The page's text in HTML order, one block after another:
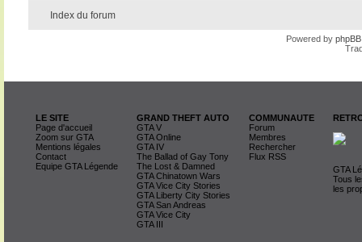
Index du forum
Powered by phpBB
LE SITE
Page d'accueil
Zoom sur GTA
Mentions légales
Contact
Equipe GTA Légende
GRAND THEFT AUTO
GTA V
GTA Online
GTA IV
The Ballad of Gay Tony
The Lost & Damned
GTA Chinatown Wars
GTA Vice City Stories
GTA Liberty City Stories
GTA San Andreas
GTA Vice City
GTA III
COMMUNAUTE
Forum
Membres
Rechercher
Flux RSS
GTA
Tous
les